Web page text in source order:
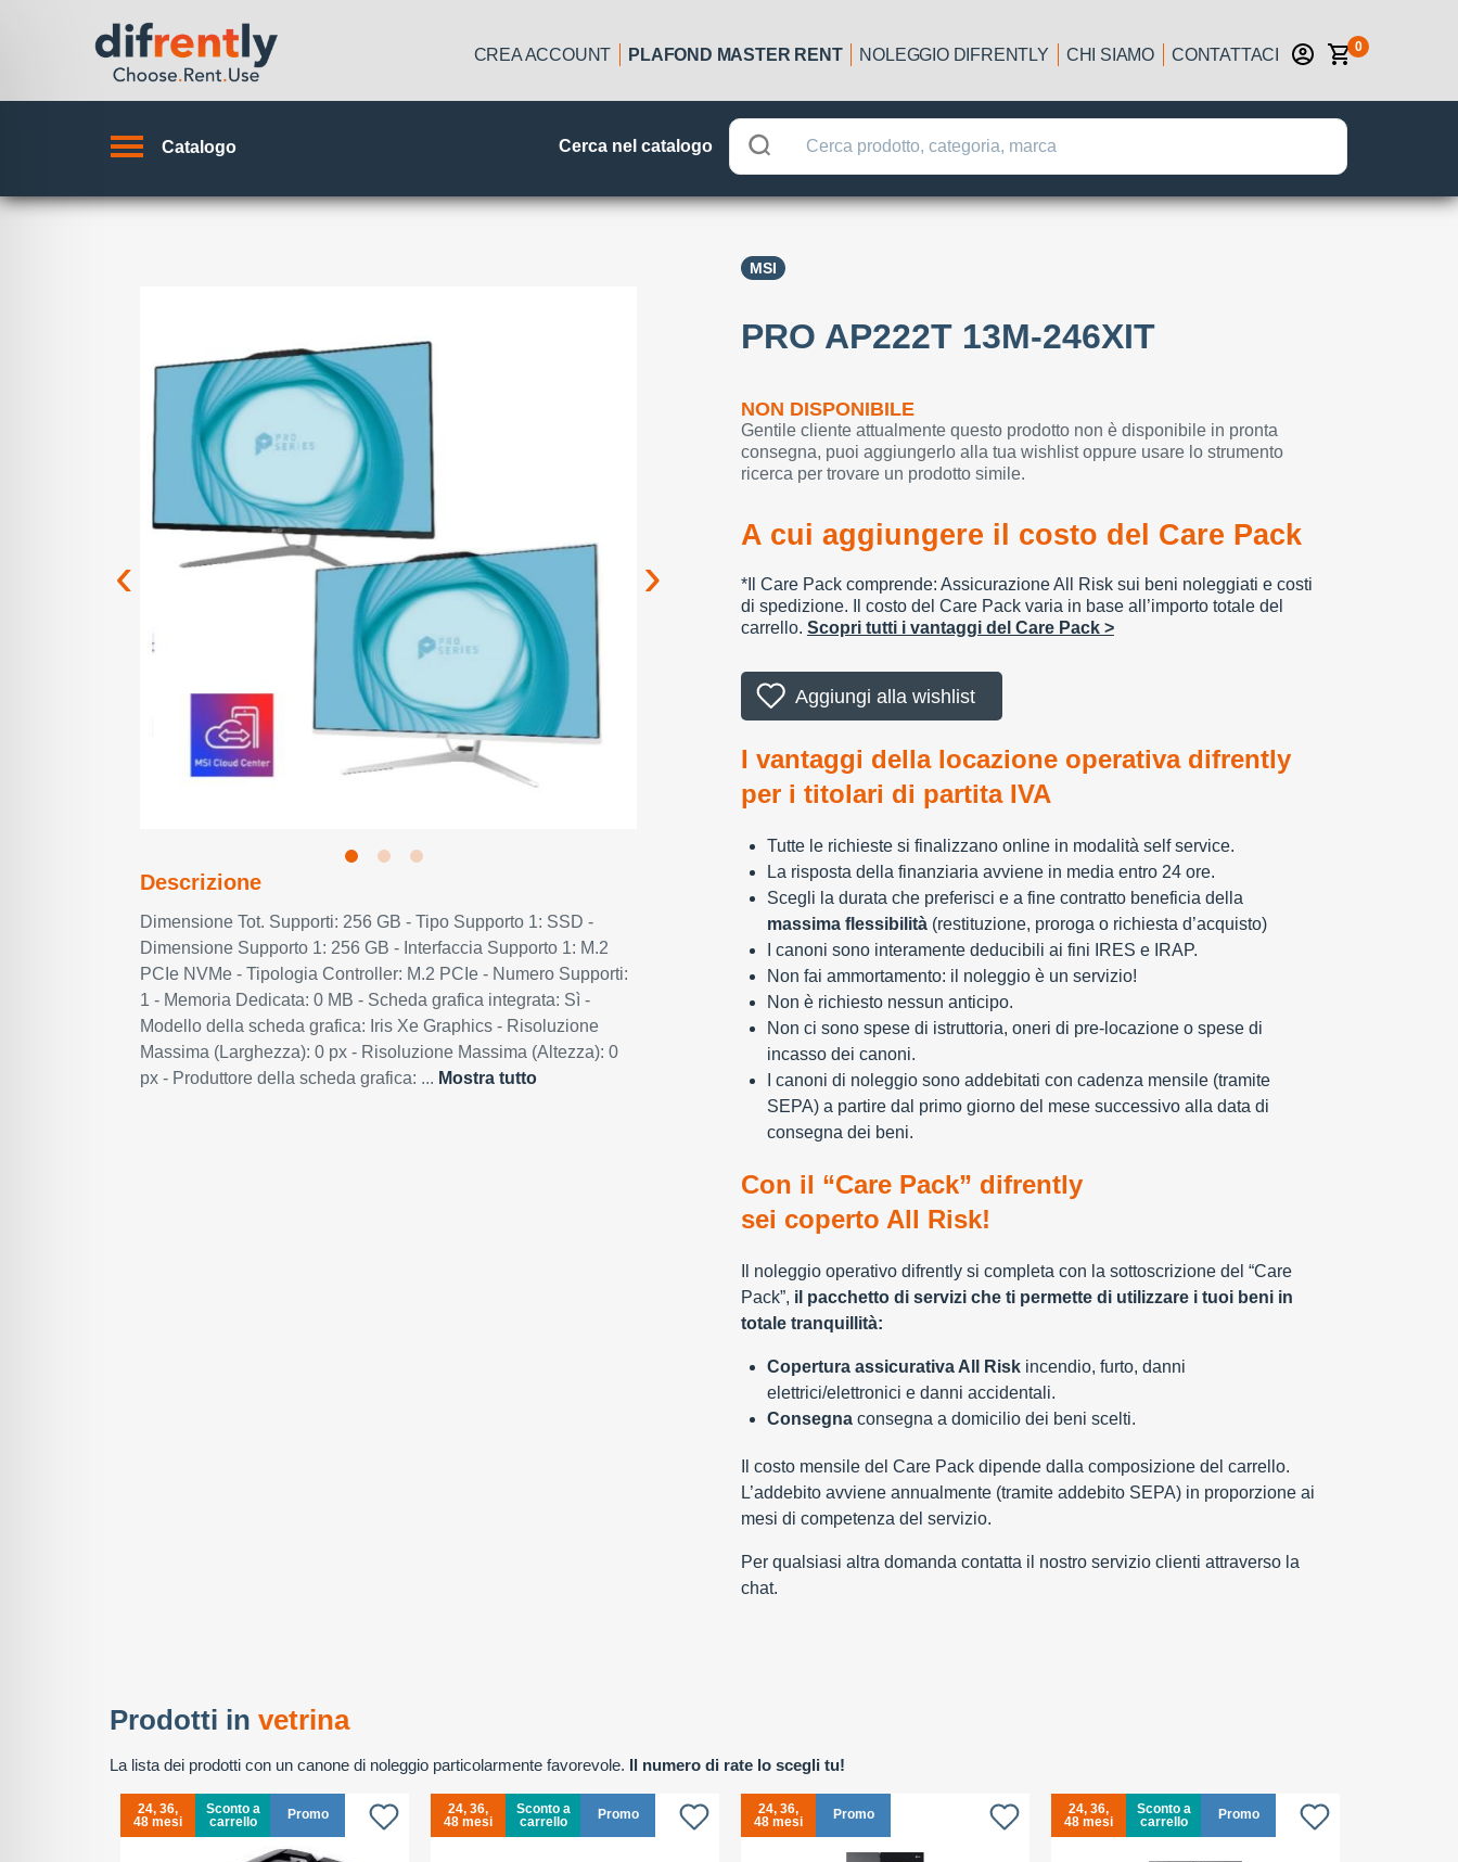
CREA ACCOUNT PLAFOND MASTER RENT NOLEGGIO DIFRENTLY CHI SIAMO CONTATTACI 0
Catalogo Cerca nel catalogo
Descrizione
Dimensione Tot. Supporti: 256 GB - Tipo Supporto 1: SSD -
Dimensione Supporto 1: 256 GB - Interfaccia Supporto 1: M.2
PCIe NVMe - Tipologia Controller: M.2 PCIe - Numero Supporti:
1 - Memoria Dedicata: 0 MB - Scheda grafica integrata: Sì -
Modello della scheda grafica: Iris Xe Graphics - Risoluzione
Massima (Larghezza): 0 px - Risoluzione Massima (Altezza): 0
px - Produttore della scheda grafica: ... Mostra tutto
MSI
PRO AP222T 13M-246XIT
NON DISPONIBILE
Gentile cliente attualmente questo prodotto non è disponibile in pronta
consegna, puoi aggiungerlo alla tua wishlist oppure usare lo strumento
ricerca per trovare un prodotto simile.
A cui aggiungere il costo del Care Pack
*Il Care Pack comprende: Assicurazione All Risk sui beni noleggiati e costi
di spedizione. Il costo del Care Pack varia in base all’importo totale del
carrello. Scopri tutti i vantaggi del Care Pack >
Aggiungi alla wishlist
I vantaggi della locazione operativa difrently
per i titolari di partita IVA
Tutte le richieste si finalizzano online in modalità self service.
La risposta della finanziaria avviene in media entro 24 ore.
Scegli la durata che preferisci e a fine contratto beneficia della
massima flessibilità(restituzione, proroga o richiesta d’acquisto)
I canoni sono interamente deducibili ai fini IRES e IRAP.
Non fai ammortamento: il noleggio è un servizio!
Non è richiesto nessun anticipo.
Non ci sono spese di istruttoria, oneri di pre-locazione o spese di
incasso dei canoni.
I canoni di noleggio sono addebitati con cadenza mensile (tramite
SEPA) a partire dal primo giorno del mese successivo alla data di
consegna dei beni.
Con il “Care Pack” difrently
sei coperto All Risk!
Il noleggio operativo difrently si completa con la sottoscrizione del “Care
Pack”, il pacchetto di servizi che ti permette di utilizzare i tuoi beni in
totale tranquillità:
Copertura assicurativa All Riskincendio, furto, danni
elettrici/elettronici e danni accidentali.
Consegnaconsegna a domicilio dei beni scelti.
Il costo mensile del Care Pack dipende dalla composizione del carrello.
L’addebito avviene annualmente (tramite addebito SEPA) in proporzione ai
mesi di competenza del servizio.
Per qualsiasi altra domanda contatta il nostro servizio clienti attraverso la
chat.
Prodotti in vetrina
La lista dei prodotti con un canone di noleggio particolarmente favorevole. Il numero di rate lo scegli tu!
24, 36,
48 mesi
Sconto a
carrello
Promo
24, 36,
48 mesi
Sconto a
carrello
Promo
24, 36,
48 mesi
Promo
24, 36,
48 mesi
Sconto a
carrello
Promo